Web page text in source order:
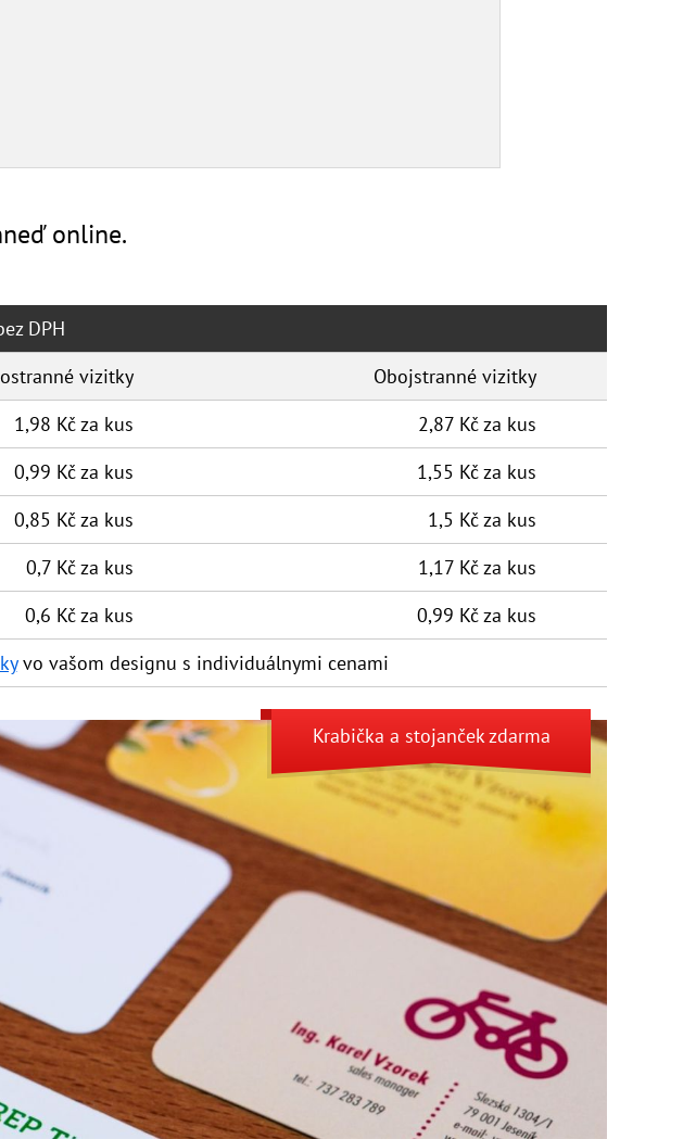
online.
DPH
vizitky
Obojstranné vizitky
1,98 Kč za kus
2,87 Kč za kus
0,99 Kč za kus
1,55 Kč za kus
0,85 Kč za kus
1,5 Kč za kus
0,7 Kč za kus
1,17 Kč za kus
0,6 Kč za kus
0,99 Kč za kus
vo vašom designu s individuálny­mi cenami
Krabička a stojančekzdarma